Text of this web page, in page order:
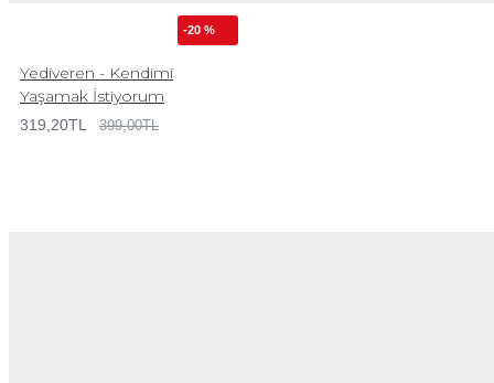
-20 %
Yediveren - Kendimi
Yaşamak İstiyorum
319,20TL 399,00TL